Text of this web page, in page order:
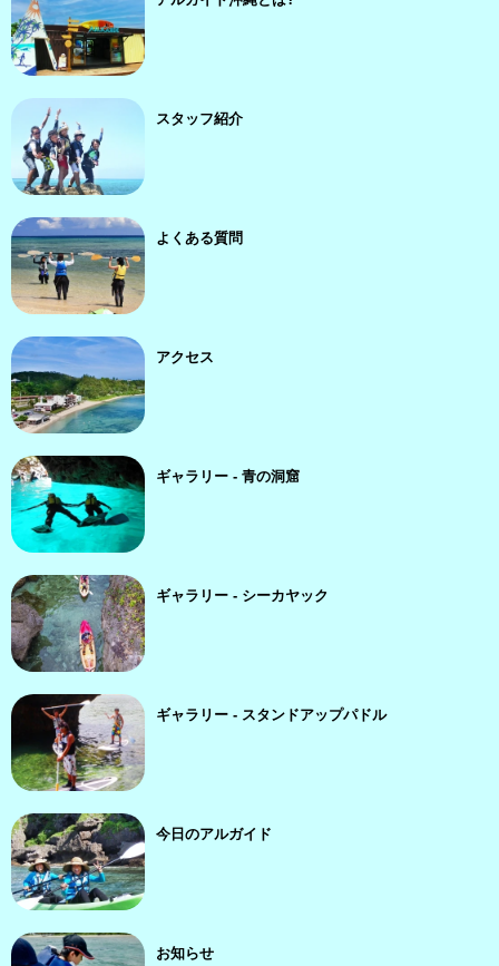
スタッフ紹介
よくある質問
アクセス
ギャラリー - 青の洞窟
ギャラリー - シーカヤック
ギャラリー - スタンドアップパドル
今日のアルガイド
お知らせ